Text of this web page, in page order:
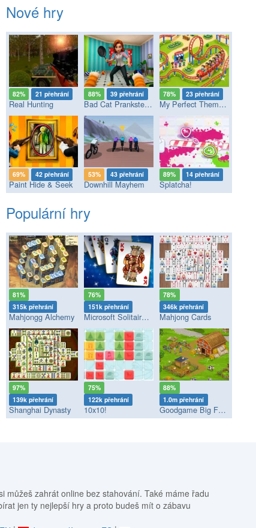
Nové hry
82% 21 přehrání
Real Hunting
88% 39 přehrání
Bad Cat Prankster - Mom’s Return
78% 23 přehrání
My Perfect Theme Park
69% 42 přehrání
Paint Hide & Seek
53% 43 přehrání
Downhill Mayhem
89% 14 přehrání
Splatcha!
Populární hry
81%
315k přehrání
Mahjongg Alchemy
76%
151k přehrání
Microsoft Solitaire Collection
78%
346k přehrání
Mahjong Cards
97%
139k přehrání
Shanghai Dynasty
75%
122k přehrání
10x10!
88%
1.0m přehrání
Goodgame Big Farm
můžeš zahrát online bez stahování. Také máme řadu
jen ty nejlepší hry a proto budeš mít o zábavu